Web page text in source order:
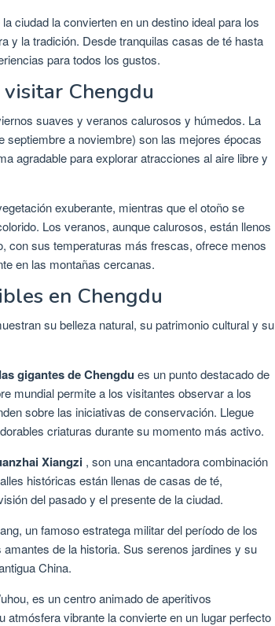
ciudad la convierten en un destino ideal para los
y la tradición. Desde tranquilas casas de té hasta
para todos los gustos.
Chengdu
suaves y veranos calurosos y húmedos. La
a noviembre) son las mejores épocas
agradable para explorar atracciones al aire libre y
exuberante, mientras que el otoño se
Los veranos, aunque calurosos, están llenos
con sus temperaturas más frescas, ofrece menos
en las montañas cercanas.
en Chengdu
su belleza natural, su patrimonio cultural y su
gigantes de Chengdu es un punto destacado de
mundial permite a los visitantes observar a los
sobre las iniciativas de conservación. Llegue
criaturas durante su momento más activo.
Xiangzi , son una encantadora combinación
históricas están llenas de casas de té,
del pasado y el presente de la ciudad.
un famoso estratega militar del período de los
de la historia. Sus serenos jardines y su
China.
es un centro animado de aperitivos
vibrante la convierte en un lugar perfecto